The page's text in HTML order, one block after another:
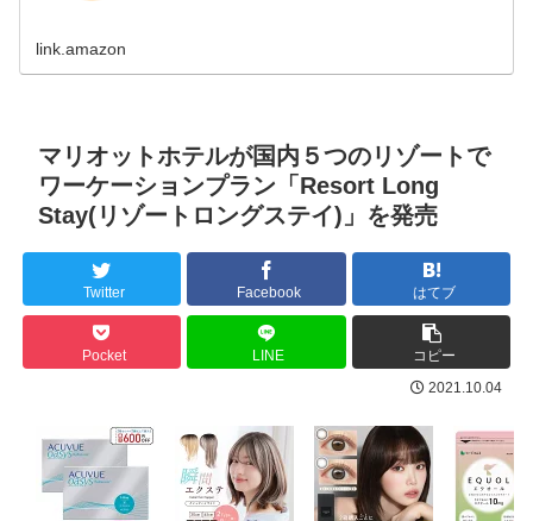
link.amazon
マリオットホテルが国内５つのリゾートで
ワーケーションプラン「Resort Long
Stay(リゾートロングステイ)」を発売
Twitter Facebook はてブ
Pocket LINE
コピー
2021.10.04